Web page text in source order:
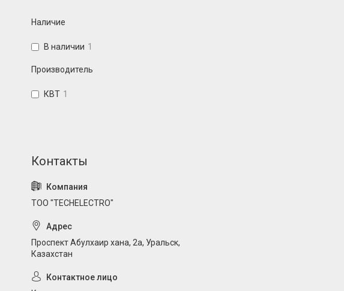
Наличие
В наличии 1
Производитель
КВТ 1
ТОО "TECHELECTRO"
Проспект Абулхаир хана, 2а, Уральск,
Казахстан